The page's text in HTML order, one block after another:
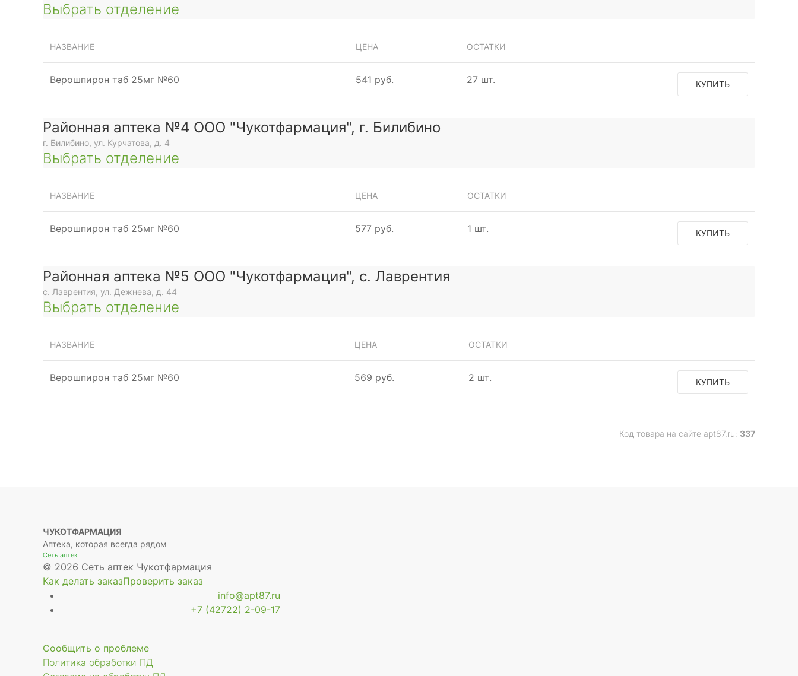
Выбрать отделение
НАЗВАНИЕ ЦЕНА ОСТАТКИ
Верошпирон таб 25мг №60 541 руб. 27 шт. КУПИТЬ
Районная аптека №4 ООО "Чукотфармация", г. Билибино
г. Билибино, ул. Курчатова, д. 4
Выбрать отделение
НАЗВАНИЕ ЦЕНА ОСТАТКИ
Верошпирон таб 25мг №60 577 руб. 1 шт. КУПИТЬ
Районная аптека №5 ООО "Чукотфармация", с. Лаврентия
с. Лаврентия, ул. Дежнева, д. 44
Выбрать отделение
НАЗВАНИЕ ЦЕНА ОСТАТКИ
Верошпирон таб 25мг №60 569 руб. 2 шт. КУПИТЬ
Код товара на сайте apt87.ru: 337
ЧУКОТФАРМАЦИЯ
Аптека, которая всегда рядом
Сеть аптек
© 2026 Сеть аптек Чукотфармация
Как делать заказПроверить заказ
info@apt87.ru
+7 (42722) 2-09-17
Сообщить о проблеме
Политика обработки ПД